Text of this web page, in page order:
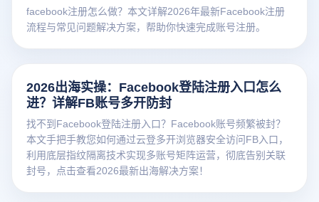
facebook注册怎么做？本文详解2026年最新Facebook注册
流程与常见问题解决方案，帮助你快速完成账号注册。
2026出海实操：Facebook登陆注册入口怎么
进？详解FB账号多开防封
找不到Facebook登陆注册入口？Facebook账号频繁被封？
本文手把手教您如何通过云登多开浏览器安全访问FB入口，
利用底层指纹隔离技术实现多账号矩阵运营，彻底告别关联
封号，点击查看2026最新出海解决方案！